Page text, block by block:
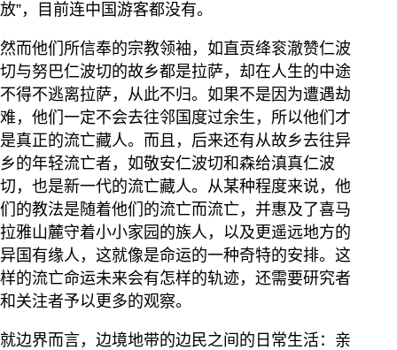
放”，目前连中国游客都没有。
然而他们所信奉的宗教领袖，如直贡绛衮澈赞仁波
切与努巴仁波切的故乡都是拉萨，却在人生的中途
不得不逃离拉萨，从此不归。如果不是因为遭遇劫
难，他们一定不会去往邻国度过余生，所以他们才
是真正的流亡藏人。而且，后来还有从故乡去往异
乡的年轻流亡者，如敬安仁波切和森给滇真仁波
切，也是新一代的流亡藏人。从某种程度来说，他
们的教法是随着他们的流亡而流亡，并惠及了喜马
拉雅山麓守着小小家园的族人，以及更遥远地方的
异国有缘人，这就像是命运的一种奇特的安排。这
样的流亡命运未来会有怎样的轨迹，还需要研究者
和关注者予以更多的观察。
就边界而言，边境地带的边民之间的日常生活：亲